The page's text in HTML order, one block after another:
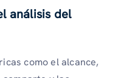
análisis del
como el alcance,